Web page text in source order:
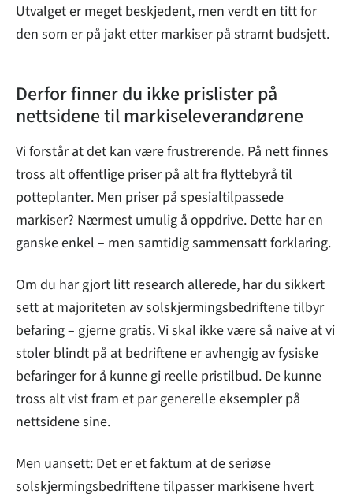
Utvalget er meget beskjedent, men verdt en titt for
den som er på jakt etter markiser på stramt budsjett.
Derfor finner du ikke prislister på
nettsidene til markiseleverandørene
Vi forstår at det kan være frustrerende. På nett finnes
tross alt offentlige priser på alt fra flyttebyrå til
potteplanter. Men priser på spesialtilpassede
markiser? Nærmest umulig å oppdrive. Dette har en
ganske enkel – men samtidig sammensatt forklaring.
Om du har gjort litt research allerede, har du sikkert
sett at majoriteten av solskjermingsbedriftene tilbyr
befaring – gjerne gratis. Vi skal ikke være så naive at vi
stoler blindt på at bedriftene er avhengig av fysiske
befaringer for å kunne gi reelle pristilbud. De kunne
tross alt vist fram et par generelle eksempler på
nettsidene sine.
Men uansett: Det er et faktum at de seriøse
solskjermingsbedriftene tilpasser markisene hvert